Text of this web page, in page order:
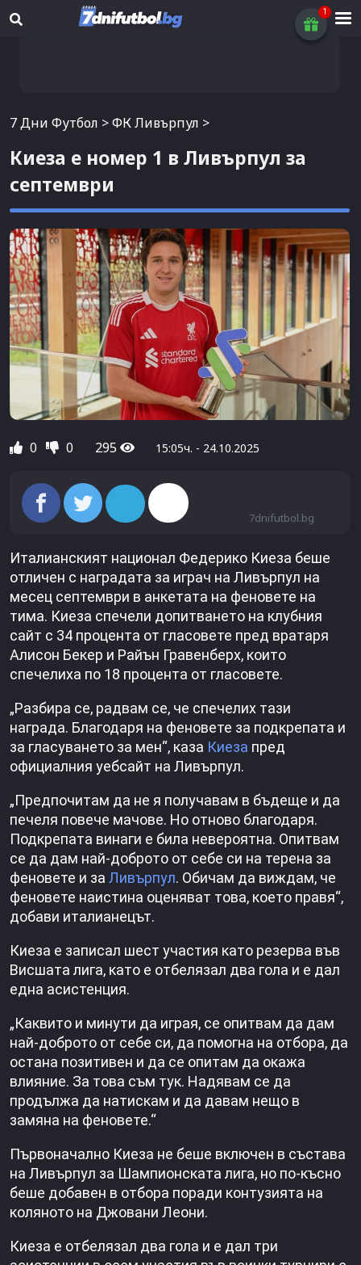
7 Дни Футбол >ФК Ливърпул >
Киеза е номер 1 в Ливърпул за
септември
0 0 295 15:05ч. - 24.10.2025
7dnifutbol.bg
Италианският национал Федерико Киеза беше
отличен с наградата за играч на Ливърпул на
месец септември в анкетата на феновете на
тима. Киеза спечели допитването на клубния
сайт с 34 процента от гласовете пред вратаря
Алисон Бекер и Райън Гравенберх, които
спечелиха по 18 процента от гласовете.
„Разбира се, радвам се, че спечелих тази
награда. Благодаря на феновете за подкрепата и
за гласуването за мен“, каза Киеза пред
официалния уебсайт на Ливърпул.
„Предпочитам да не я получавам в бъдеще и да
печеля повече мачове. Но отново благодаря.
Подкрепата винаги е била невероятна. Опитвам
се да дам най-доброто от себе си на терена за
феновете и за Ливърпул. Обичам да виждам, че
феновете наистина оценяват това, което правя“,
добави италианецът.
Киеза е записал шест участия като резерва във
Висшата лига, като е отбелязал два гола и е дал
една асистенция.
„Каквито и минути да играя, се опитвам да дам
най-доброто от себе си, да помогна на отбора, да
остана позитивен и да се опитам да окажа
влияние. За това съм тук. Надявам се да
продължа да натискам и да давам нещо в
замяна на феновете.“
Първоначално Киеза не беше включен в състава
на Ливърпул за Шампионската лига, но по-късно
беше добавен в отбора поради контузията на
коляното на Джовани Леони.
Киеза е отбелязал два гола и е дал три